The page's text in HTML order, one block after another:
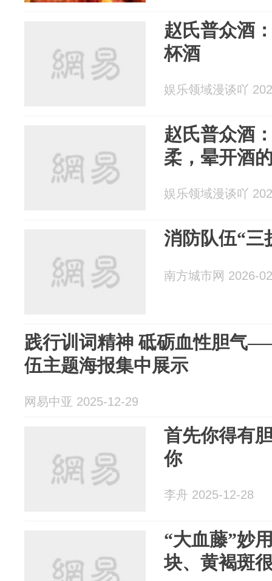
赵氏普众酒
杯酒
娱乐领域漫谈吖
赵氏普众酒
柔，晕开酒
娱乐领域漫谈吖
消防队伍“三
南方城市网 2026-
践行训词精神 砥砺血性胆气
伍主题海报集中展示
网易中亚 2025-12-29
首先你得有
你
李舟 2025-12-28
“大血藤”妙
块、黄褐斑